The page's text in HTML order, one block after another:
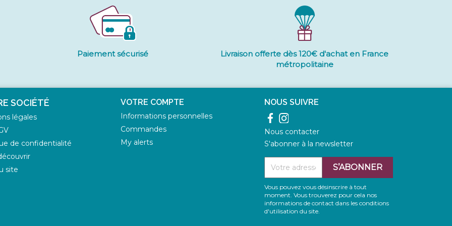
Paiement sécurisé
Livraison offerte dès 120€ d'achat en France
métropolitaine
SOCIÉTÉ
légales
de confidentialité
site
VOTRE COMPTE
Informations personnelles
Commandes
My alerts
NOUS SUIVRE
Facebook
Nous contacter
S'abonner à la newsletter
Vous pouvez vous désinscrire à tout
moment. Vous trouverez pour cela nos
informations de contact dans les conditions
d'utilisation du site.